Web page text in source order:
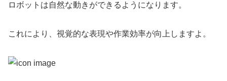
ロボットは自然な動きができるようになります。
これにより、視覚的な表現や作業効率が向上しますよ。